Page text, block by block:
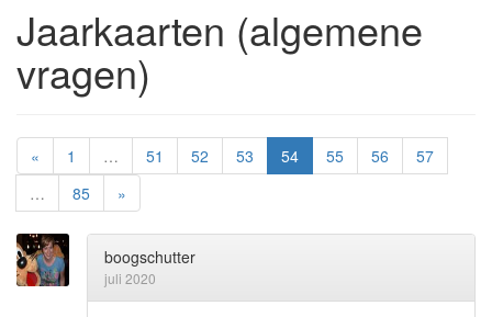
Jaarkaarten (algemene
vragen)
« 1 … 51 52 53 54 55 56
57
…
85 »
boogschutter
juli 2020